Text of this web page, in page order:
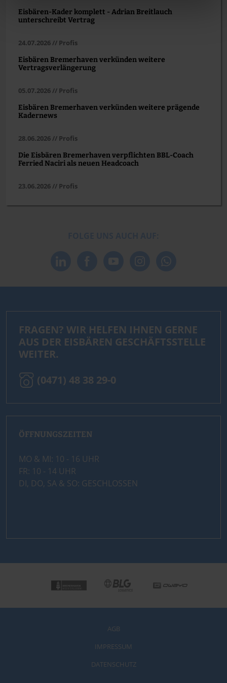
Eisbären-Kader komplett - Adrian Breitlauch
unterschreibt Vertrag
24.07.2026 // Profis
Eisbären Bremerhaven verkünden weitere
Vertragsverlängerung
05.07.2026 // Profis
Eisbären Bremerhaven verkünden weitere prägende
Kadernews
28.06.2026 // Profis
Die Eisbären Bremerhaven verpflichten BBL-Coach
Ferried Naciri als neuen Headcoach
23.06.2026 // Profis
FRAGEN? WIR HELFEN IHNEN GERNE
AUS DER EISBÄREN GESCHÄFTSSTELLE
WEITER.
(0471) 48 38 29-0
ÖFFNUNGSZEITEN
MO & MI: 10 - 16 UHR
FR: 10 - 14 UHR
DI, DO, SA & SO: GESCHLOSSEN
AGB
IMPRESSUM
DATENSCHUTZ